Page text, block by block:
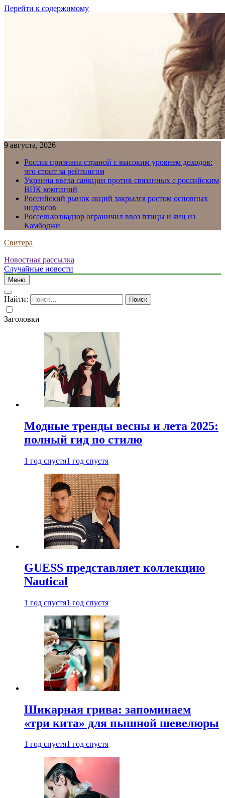
Перейти к содержимому
9 августа, 2026
Россия признана страной с высоким уровнем доходов:
что стоит за рейтингом
Украина ввела санкции против связанных с российским
ВПК компаний
Российский рынок акций закрылся ростом основных
индексов
Россельхознадзор ограничил ввоз птицы и яиц из
Камбоджи
Свитера
Новостная рассылка
Случайные новости
Меню
Найти:
Заголовки
Модные тренды весны и лета 2025:
полный гид по стилю
1 год спустя1 год спустя
GUESS представляет коллекцию
Nautical
1 год спустя1 год спустя
Шикарная грива: запоминаем
«три кита» для пышной шевелюры
1 год спустя1 год спустя